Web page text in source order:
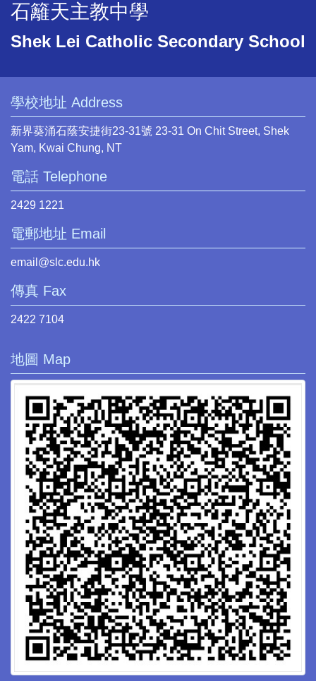
石籬天主教中學
Shek Lei Catholic Secondary School
學校地址 Address
新界葵涌石蔭安捷街23-31號 23-31 On Chit Street, Shek
Yam, Kwai Chung, NT
電話 Telephone
2429 1221
電郵地址 Email
email@slc.edu.hk
傳真 Fax
2422 7104
地圖 Map